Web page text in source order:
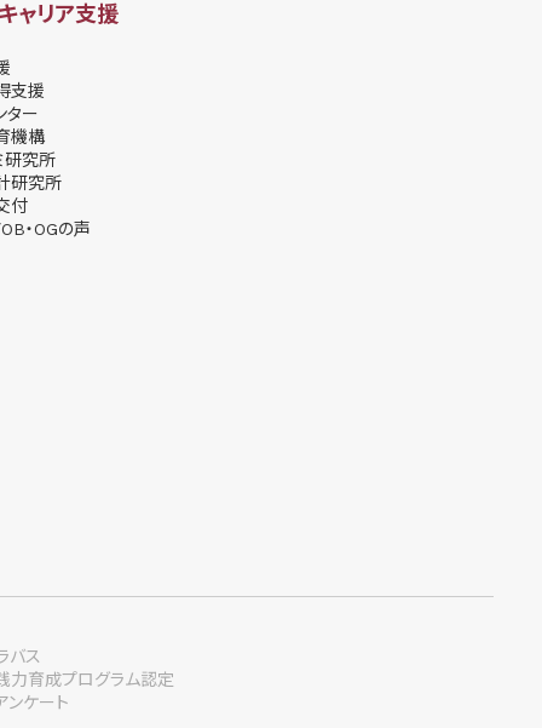
ャリア支援
支援
ター
機構
研究所
研究所
付
・OGの声
バス
力育成プログラム認定
ンケート